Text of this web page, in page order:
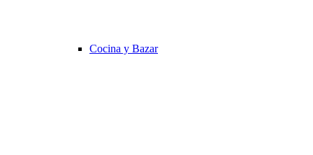
Cocina y Bazar